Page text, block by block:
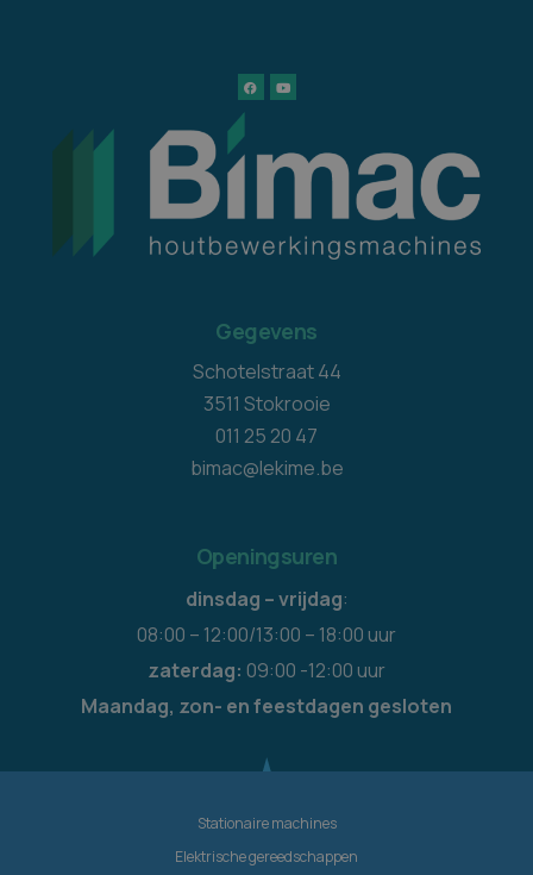
Gegevens
Schotelstraat 44
3511 Stokrooie
011 25 20 47
bimac@lekime.be
Openingsuren
dinsdag – vrijdag:
08:00 – 12:00/13:00 – 18:00 uur
zaterdag: 09:00 -12:00 uur
Maandag, zon- en feestdagen gesloten
Stationaire machines
Elektrische gereedschappen